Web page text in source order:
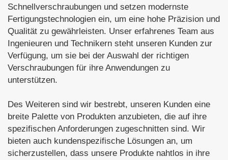
Schnellverschraubungen und setzen modernste
Fertigungstechnologien ein, um eine hohe Präzision und
Qualität zu gewährleisten. Unser erfahrenes Team aus
Ingenieuren und Technikern steht unseren Kunden zur
Verfügung, um sie bei der Auswahl der richtigen
Verschraubungen für ihre Anwendungen zu
unterstützen.
Des Weiteren sind wir bestrebt, unseren Kunden eine
breite Palette von Produkten anzubieten, die auf ihre
spezifischen Anforderungen zugeschnitten sind. Wir
bieten auch kundenspezifische Lösungen an, um
sicherzustellen, dass unsere Produkte nahtlos in ihre